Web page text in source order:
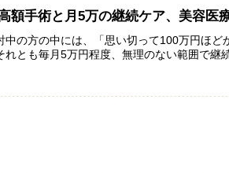
額手術と月5万の継続ケア、美容医
中の方の中には、「思い切って100万円ほど
れとも毎月5万円程度、無理のない範囲で継